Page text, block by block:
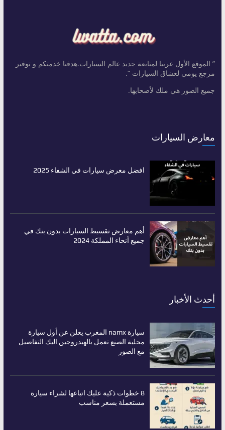
” الموقع الأول عربيا لمتابعة جديد عالم السيارات.هدفنا خدمتكم و توفير
مرجع يومي لعشاق السيارات “.
جميع الصور هي ملك لأصحابها.
معارض السيارات
افضل معرض سيارات في الشفاء 2025
أهم معارض تقسيط السيارات بدون بنك في
جميع أنحاء المملكة 2024
أحدث الأخبار
سيارة namx المغرب يعلن عن أول سيارة
محلية الصنع تعمل بالهيدروجين اليك التفاصيل
مع الصور
8 خطوات ذكية عليك اتباعها لشراء سيارة
مستعملة بسعر مناسب